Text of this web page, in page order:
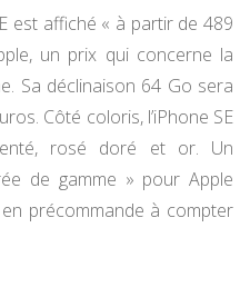
est affiché « à partir de 489
un prix qui concerne la
Sa déclinaison 64 Go sera
Côté coloris, l’iPhone SE
rosé doré et or. Un
de gamme » pour Apple
précommande à compter